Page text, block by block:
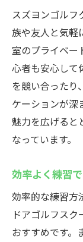
スズヨンゴルフ
族や友人と気軽
室のプライベー
心者も安心して
を競い合ったり
ケーションが深
魅力を広げると
なっています。
効率よく練習
効率的な練習方
ドアゴルフス
おすすめです。